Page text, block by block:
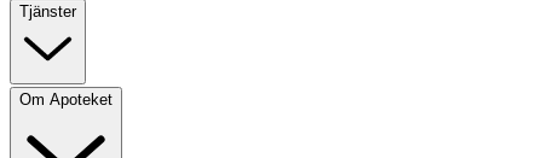
Tjänster
Om Apoteket